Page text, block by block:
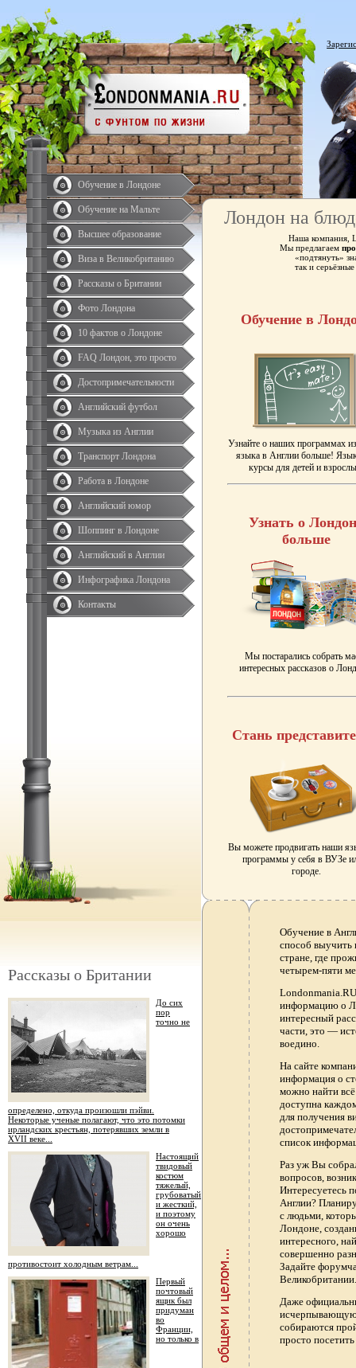
Обучение в Лондоне
Обучение на Мальте
Высшее образование
Виза в Великобританию
Рассказы о Британии
Фото Лондона
10 фактов о Лондоне
FAQ Лондон, это просто
Достопримечательности
Английский футбол
Музыка из Англии
Транспорт Лондона
Работа в Лондоне
Английский юмор
Шоппинг в Лондоне
Английский в Англии
Инфографика Лондона
Контакты
Рассказы о Британии
До сих
пор
точно не
определено, откуда произошли пэйви.
Некоторые ученые полагают, что это потомки
ирландских крестьян, потерявших земли в
XVII веке...
Настоящий
твидовый
костюм
тяжелый,
грубоватый
и жесткий,
и поэтому
он очень
хорошо
противостоит холодным ветрам...
Первый
почтовый
ящик был
придуман
во
Франции,
но только в
Лондон на
Наша компания,
Мы предлагаем
«подтянуть»
так и
Обучение в
Узнайте о наших программах
языка в Англии больше!
курсы для детей и
Узнать о
больше
Мы постарались собрать
интересных рассказов о
Стань
Вы можете продвигать наши
программы у себя в ВУЗе
городе.
Обучение в
способ выучить
стране, где
четырем-пяти
информацию о
интересный
части, это —
воедино.
На сайте
информация о
можно найти
доступна
для получения
список
Раз уж Вы
вопросов,
Интересуетесь
Англии?
с людьми,
Лондоне,
интересного,
совершенно
Задайте
Даже
исчерпывающую
собираются
просто